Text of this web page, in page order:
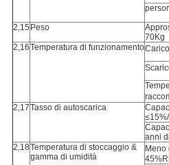
2,15 Peso
70Kg
2,16Temperatura di funzionamento
2,17Tasso di autoscarica
anni
2,18Temperatura di stoccaggio &
gamma di umidità